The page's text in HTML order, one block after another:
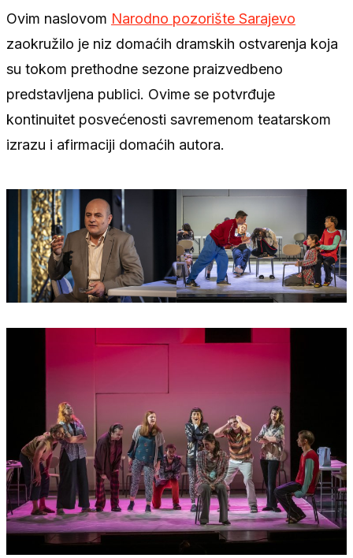
Ovim naslovom Narodno pozorište Sarajevo
zaokružilo je niz domaćih dramskih ostvarenja koja
su tokom prethodne sezone praizvedbeno
predstavljena publici. Ovime se potvrđuje
kontinuitet posvećenosti savremenom teatarskom
izrazu i afirmaciji domaćih autora.